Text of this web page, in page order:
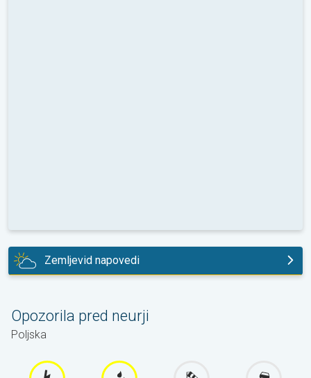
Zemljevid napovedi
Opozorila pred neurji
Poljska